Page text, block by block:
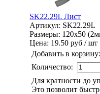
SK22.29L Лист
Артикул: SK22.29L
Размеры: 120x50
Цена: 19.50 руб / шт
Добавить в
Количество:
Для кратности до
Это позволит